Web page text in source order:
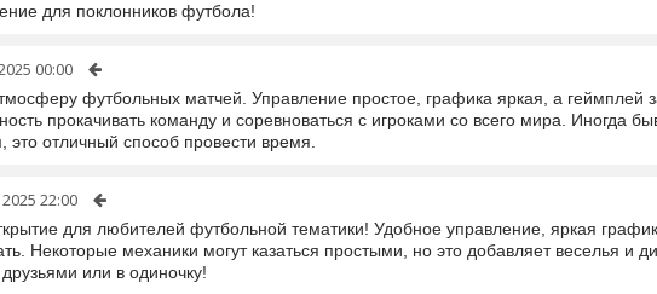
для поклонников футбола!
00:00
футбольных матчей. Управление простое, графика яркая, а геймплей
прокачивать команду и соревноваться с игроками со всего мира. Иногда
отличный способ провести время.
22:00
для любителей футбольной тематики! Удобное управление, яркая
Некоторые механики могут казаться простыми, но это добавляет веселья и
или в одиночку!